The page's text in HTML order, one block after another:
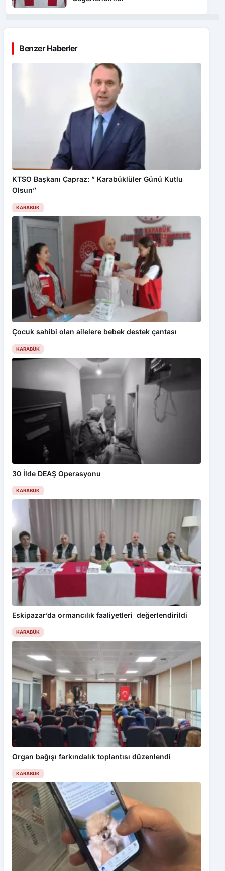
Trabzon’da sürek avında 300 kg’lık domuz fişeklerin hedefi oldu
Benzer Haberler
KTSO Başkanı Çapraz: ” Karabüklüler Günü Kutlu
Olsun”
KARABÜK
Çocuk sahibi olan ailelere bebek destek çantası
KARABÜK
30 İlde DEAŞ Operasyonu
KARABÜK
Eskipazar’da ormancılık faaliyetleri değerlendirildi
KARABÜK
Organ bağışı farkındalık toplantısı düzenlendi
KARABÜK
Bu web sitesinde en iyi deneyimi yaşamanızı sağlamak için
çerezler kullanılmaktadır. Detaylar için
Gizlilik Politikamız
inceleyebilirsiniz.
Kabul Et